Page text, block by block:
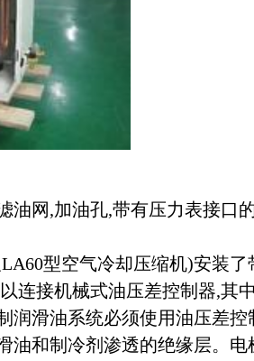
网,加油孔,带有压力表接口
型空气冷却压缩机)安装了
连接机械式油压差控制器,其
滑油系统必须使用油压差控
油和制冷剂渗透的绝缘层。电